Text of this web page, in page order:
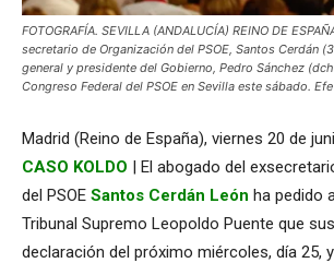
FOTOGRAFÍA. SEVILLA (ANDALUCÍA) REINO DE
secretario de Organización del PSOE, Santos Cerdán
general y presidente del Gobierno, Pedro Sánchez
Congreso Federal del PSOE en Sevilla este sábado. Efe
Madrid (Reino de España), viernes 20 de
CASO KOLDO | El abogado del
del PSOE Santos Cerdán León ha pedido
Tribunal Supremo Leopoldo Puente que
declaración del próximo miércoles, día 25,